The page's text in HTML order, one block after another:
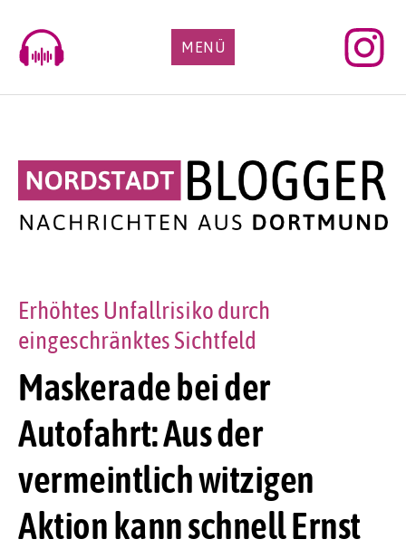
content
MENÜ
Maskerade bei der
Autofahrt: Aus der
vermeintlich witzigen
Aktion kann schnell Ernst
Erhöhtes Unfallrisiko durch
eingeschränktes Sichtfeld